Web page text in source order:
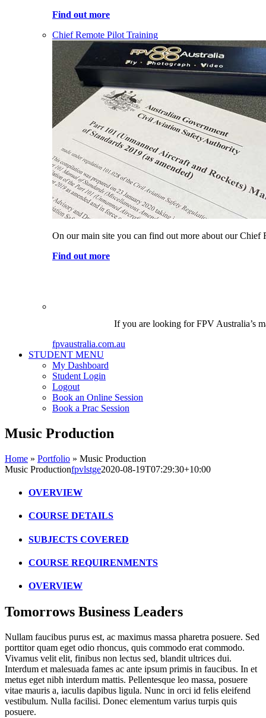
Find out more
Chief Remote Pilot Training
On our main site you can find out more about our
Find out more
If you are looking for FPV Australia’s
fpvaustralia.com.au
STUDENT MENU
My Dashboard
Student Login
Logout
Book an Online Session
Book a Prac Session
Music Production
Home » Portfolio » Music Production
Music Productionfpvlstge2020-08-19T07:29:30+10:00
OVERVIEW
COURSE DETAILS
SUBJECTS COVERED
COURSE REQUIRENMENTS
OVERVIEW
Tomorrows Business Leaders
Nullam faucibus purus est, ac maximus massa pharetra posuere. Sed
porttitor quam eget odio rhoncus, quis commodo erat commodo.
Vivamus velit elit, finibus non lectus sed, blandit ultrices dui.
Interdum et malesuada fames ac ante ipsum primis in faucibus. In et
metus eget nibh interdum mattis. Pellentesque leo massa, posuere
vitae mauris a, iaculis dapibus ligula. Nunc in orci id felis eleifend
vestibulum. Nulla facilisi. Donec elementum varius turpis quis
posuere.